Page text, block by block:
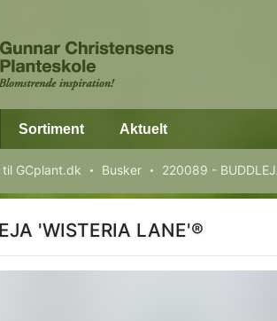
Sortiment Aktuelt
til GCplant.dk Busker 220089 -
'WISTERIA LANE'®